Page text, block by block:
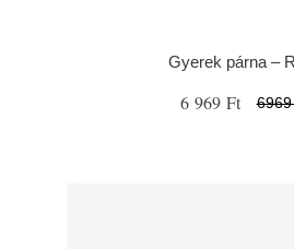
Gyerek párna –
6 969 Ft